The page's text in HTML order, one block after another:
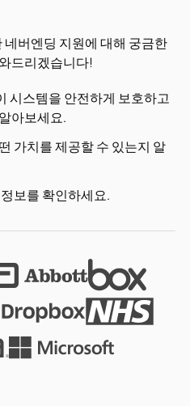
버엔딩 지원에 대해 궁금한
드리겠습니다!
시스템을 안전하게 보호하고
아보세요.
가치를 제공할 수 있는지 알
보를 확인하세요.